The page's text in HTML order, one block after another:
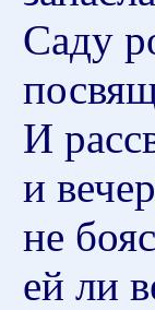
Саду
И
и
не
ей ли